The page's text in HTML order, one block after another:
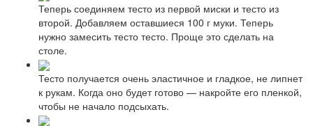
Теперь соединяем тесто из первой миски и тесто из
второй. Добавляем оставшиеся 100 г муки. Теперь
нужно замесить тесто тесто. Проще это сделать на
столе.
Тесто получается очень эластичное и гладкое, не липнет
к рукам. Когда оно будет готово — накройте его пленкой,
чтобы не начало подсыхать.